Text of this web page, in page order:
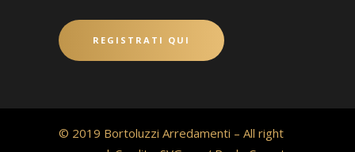
REGISTRATI QUI
© 2019 Bortoluzzi Arredamenti – All right